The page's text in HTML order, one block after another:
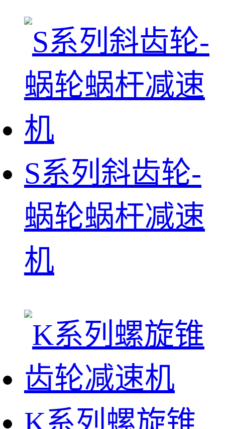
S系列斜齿轮-
蜗轮蜗杆减速
机